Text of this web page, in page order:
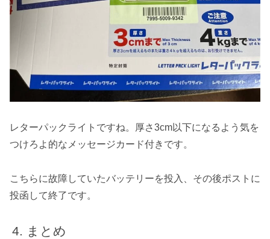
レターパックライトですね。厚さ3cm以下になるよう気を
つけろよ的なメッセージカード付きです。
こちらに故障していたバッテリーを投入、その後ポストに
投函して終了です。
まとめ